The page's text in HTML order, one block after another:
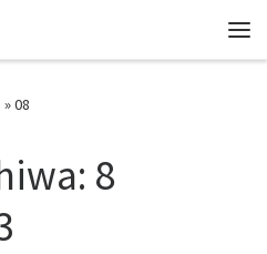
»08
8